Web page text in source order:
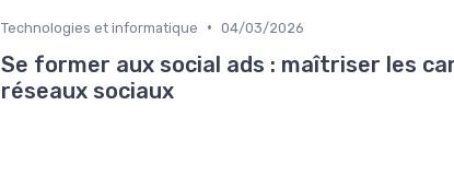
Technologies et informatique • 04/03/2026
Se former aux social ads : maîtriser les
réseaux sociaux